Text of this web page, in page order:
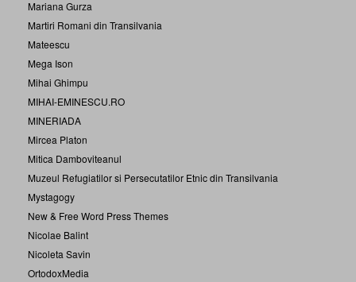
Mariana Gurza
Martiri Romani din Transilvania
Mateescu
Mega Ison
Mihai Ghimpu
MIHAI-EMINESCU.RO
MINERIADA
Mircea Platon
Mitica Damboviteanul
Muzeul Refugiatilor si Persecutatilor Etnic din Transilvania
Mystagogy
New & Free Word Press Themes
Nicolae Balint
Nicoleta Savin
OrtodoxMedia